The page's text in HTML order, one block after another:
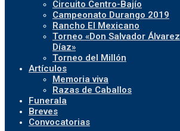
Circuito Centro-Bajío
Campeonato Durango 2019
Rancho El Mexicano
Torneo «Don Salvador Álvarez
Díaz»
Torneo del Millón
Artículos
Memoria viva
Razas de Caballos
Funerala
Breves
Convocatorias